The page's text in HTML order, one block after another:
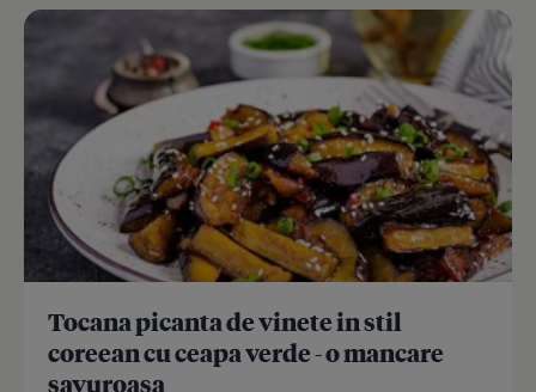
Tocana picanta de vinete in stil
coreean cu ceapa verde - o mancare
savuroasa